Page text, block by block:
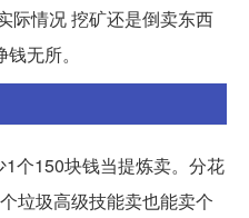
际情况 挖矿还是倒卖东西
无所。
个150块钱当提炼卖。分花
垃圾高级技能卖也能卖个